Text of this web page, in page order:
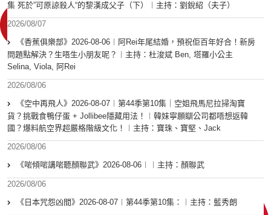
集 死於”可原諒殺人“的黎漢成父子（下）︱主持：劉銳紹（夫子）
2026/08/07
《香蕉俱樂部》2026-08-06︱阿Rei年尾結婚，預祝佢百年好合！新房
問題點解決？生唔生小朋友呢？︱主持：杜浚斌 Ben, 塔羅小公主
Selina, Viola, 阿Rei
2026/08/06
《空中再飛人》2026-08-07︱第44季第10集｜空姐飛馬尼拉掃淘寶
貨？挑戰食鴨仔蛋 + Jollibee隱藏用法！︱韓妹寧願瞓公司都唔想返韓
國？爆料航空界超嚴格階級文化！︱主持：寶珠、寶堅、Jack
2026/08/06
《啱傾啱講啱聽顏聯武》2026-08-06︱︱主持：顏聯武
2026/08/06
《日本咒怨凶間》2026-08-07︱第44季第10集：︱主持：藍秀朗